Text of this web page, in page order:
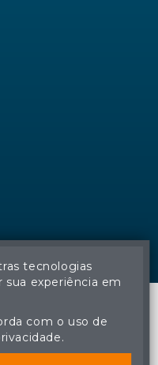
direitos reservados
do conteúdo deste site
tecnologias
sua experiência em
com o uso de